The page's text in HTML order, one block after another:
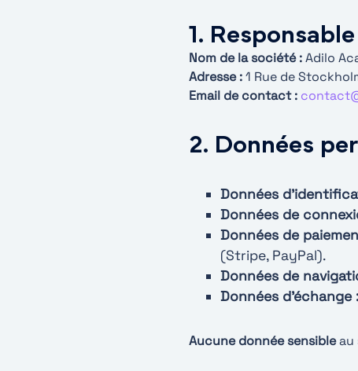
1.
Nom de la société :Adilo
Adresse :1 Rue de
Email de contact :
2. Données
Données
Données de
Données de
(Stripe, PayPal).
Données de
Données d’échange :
Aucune donnée sensibleau